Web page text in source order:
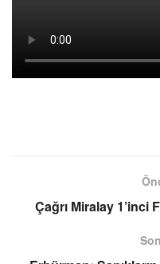
Çağrı Miralay 1’inci